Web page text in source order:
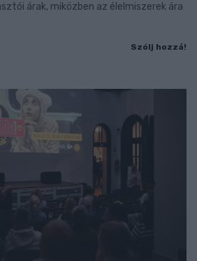
árak, miközben az élelmiszerek ára
Szólj hozzá!